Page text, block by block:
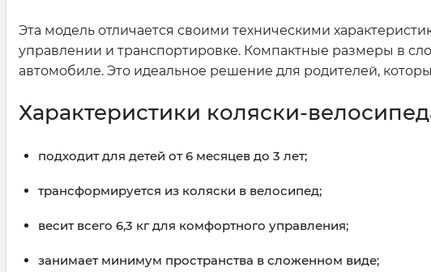
Эта модель отличается своими техническими
управлении и транспортировке. Компактные размеры в
автомобиле. Это идеальное решение для родителей,
Характеристики коляски-
подходит для детей от 6 месяцев до 3 лет;
трансформируется из коляски в велосипед;
весит всего 6,3 кг для комфортного управления;
занимает минимум пространства в сложенном виде;